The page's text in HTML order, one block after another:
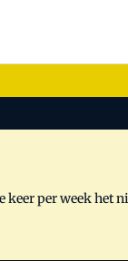
per week het